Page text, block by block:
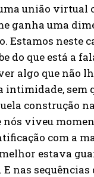
união virtual
ganha uma
Estamos neste
do que está a
algo que não
intimidade, sem
construção
nós viveu
com a
estava
nas sequências